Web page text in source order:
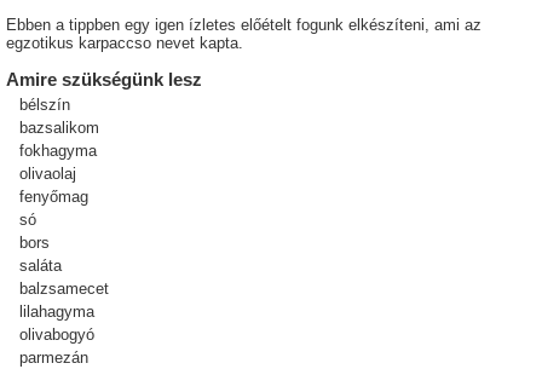
Ebben a tippben egy igen ízletes előételt fogunk elkészíteni, ami az
egzotikus karpaccso nevet kapta.
Amire szükségünk lesz
bélszín
bazsalikom
fokhagyma
olivaolaj
fenyőmag
só
bors
saláta
balzsamecet
lilahagyma
olivabogyó
parmezán